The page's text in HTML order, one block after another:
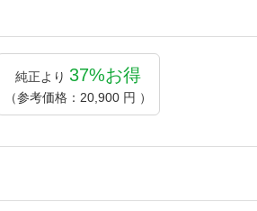
純正より 37%お得
（参考価格：20,900 円 ）